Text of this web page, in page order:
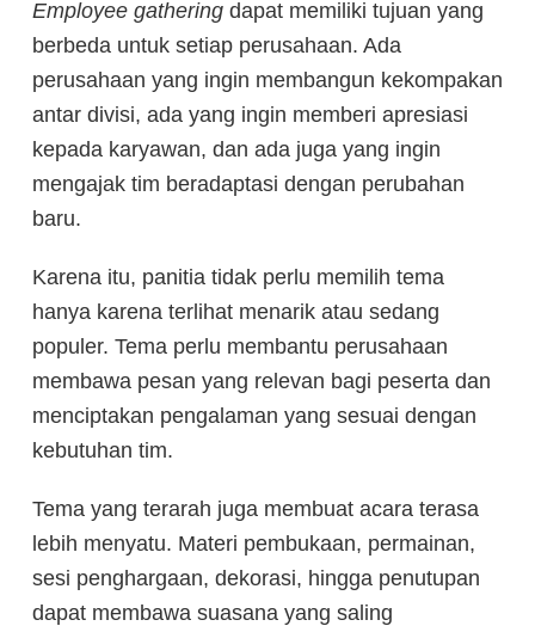
Employee gathering dapat memiliki tujuan yang
berbeda untuk setiap perusahaan. Ada
perusahaan yang ingin membangun kekompakan
antar divisi, ada yang ingin memberi apresiasi
kepada karyawan, dan ada juga yang ingin
mengajak tim beradaptasi dengan perubahan
baru.
Karena itu, panitia tidak perlu memilih tema
hanya karena terlihat menarik atau sedang
populer. Tema perlu membantu perusahaan
membawa pesan yang relevan bagi peserta dan
menciptakan pengalaman yang sesuai dengan
kebutuhan tim.
Tema yang terarah juga membuat acara terasa
lebih menyatu. Materi pembukaan, permainan,
sesi penghargaan, dekorasi, hingga penutupan
dapat membawa suasana yang saling